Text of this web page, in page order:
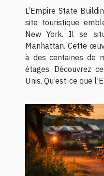
L’Empire State
site touristique
New York. Il se
Manhattan. Cette
à des centaines de
étages. Découvrez
Unis. Qu’est-ce que